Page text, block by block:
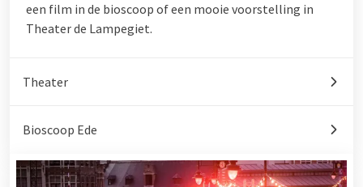
een film in de bioscoop of een mooie voorstelling in
Theater de Lampegiet.
Theater
Bioscoop Ede